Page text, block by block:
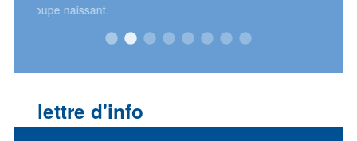
lettre d'info